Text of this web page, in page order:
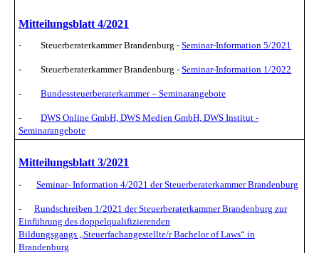
Mitteilungsblatt 4/2021
- Steuerberaterkammer Brandenburg - Seminar-Information 5/2021
- Steuerberaterkammer Brandenburg - Seminar-Information 1/2022
- Bundessteuerberaterkammer – Seminarangebote
- DWS Online GmbH, DWS Medien GmbH, DWS Institut -
Seminarangebote
Mitteilungsblatt 3/2021
- Seminar- Information 4/2021 der Steuerberaterkammer Brandenburg
-
Rundschreiben 1/2021 der Steuerberaterkammer Brandenburg zur
Einführung des doppelqualifizierenden
Bildungsgangs „Steuerfachangestellte/r Bachelor of Laws“ in
Brandenburg